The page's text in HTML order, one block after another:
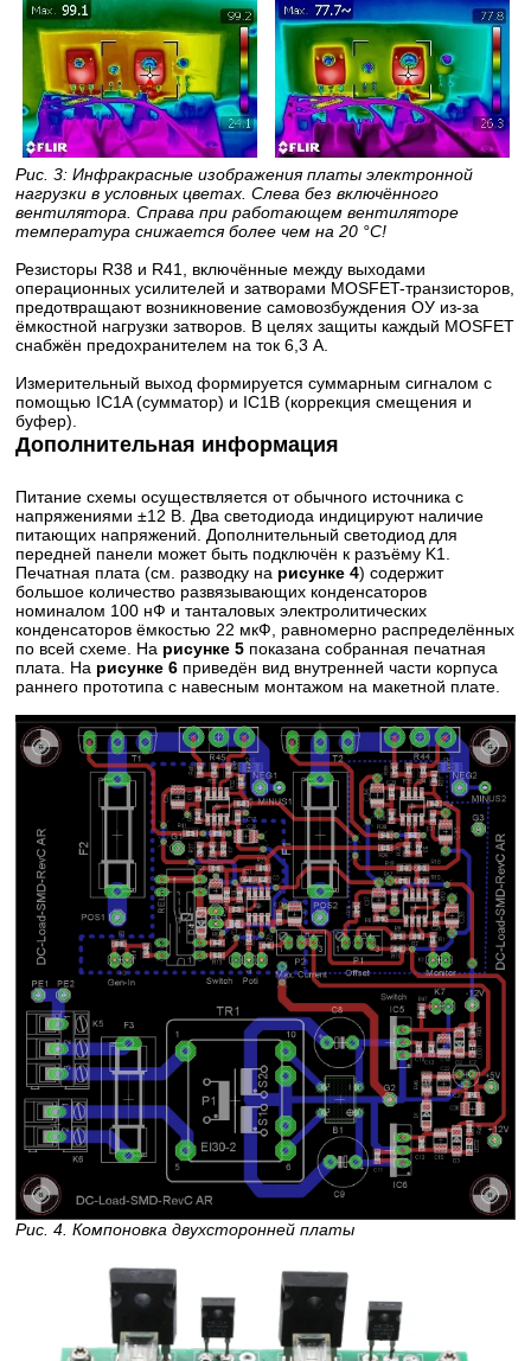
Рис. 3: Инфракрасные изображения платы электронной
нагрузки в условных цветах. Слева без включённого
вентилятора. Справа при работающем вентиляторе
температура снижается более чем на 20 °C!
Резисторы R38 и R41, включённые между выходами
операционных усилителей и затворами MOSFET-транзисторов,
предотвращают возникновение самовозбуждения ОУ из-за
ёмкостной нагрузки затворов. В целях защиты каждый MOSFET
снабжён предохранителем на ток 6,3 А.
Измерительный выход формируется суммарным сигналом с
помощью IC1A (сумматор) и IC1B (коррекция смещения и
буфер).
Дополнительная информация
Питание схемы осуществляется от обычного источника с
напряжениями ±12 В. Два светодиода индицируют наличие
питающих напряжений. Дополнительный светодиод для
передней панели может быть подключён к разъёму K1.
Печатная плата (см. разводку на рисунке 4) содержит
большое количество развязывающих конденсаторов
номиналом 100 нФ и танталовых электролитических
конденсаторов ёмкостью 22 мкФ, равномерно распределённых
по всей схеме. На рисунке 5 показана собранная печатная
плата. На рисунке 6 приведён вид внутренней части корпуса
раннего прототипа с навесным монтажом на макетной плате.
Рис. 4. Компоновка двухсторонней платы